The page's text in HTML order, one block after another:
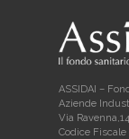
ASSIDAI –
Aziende
Via
Codice Fiscale